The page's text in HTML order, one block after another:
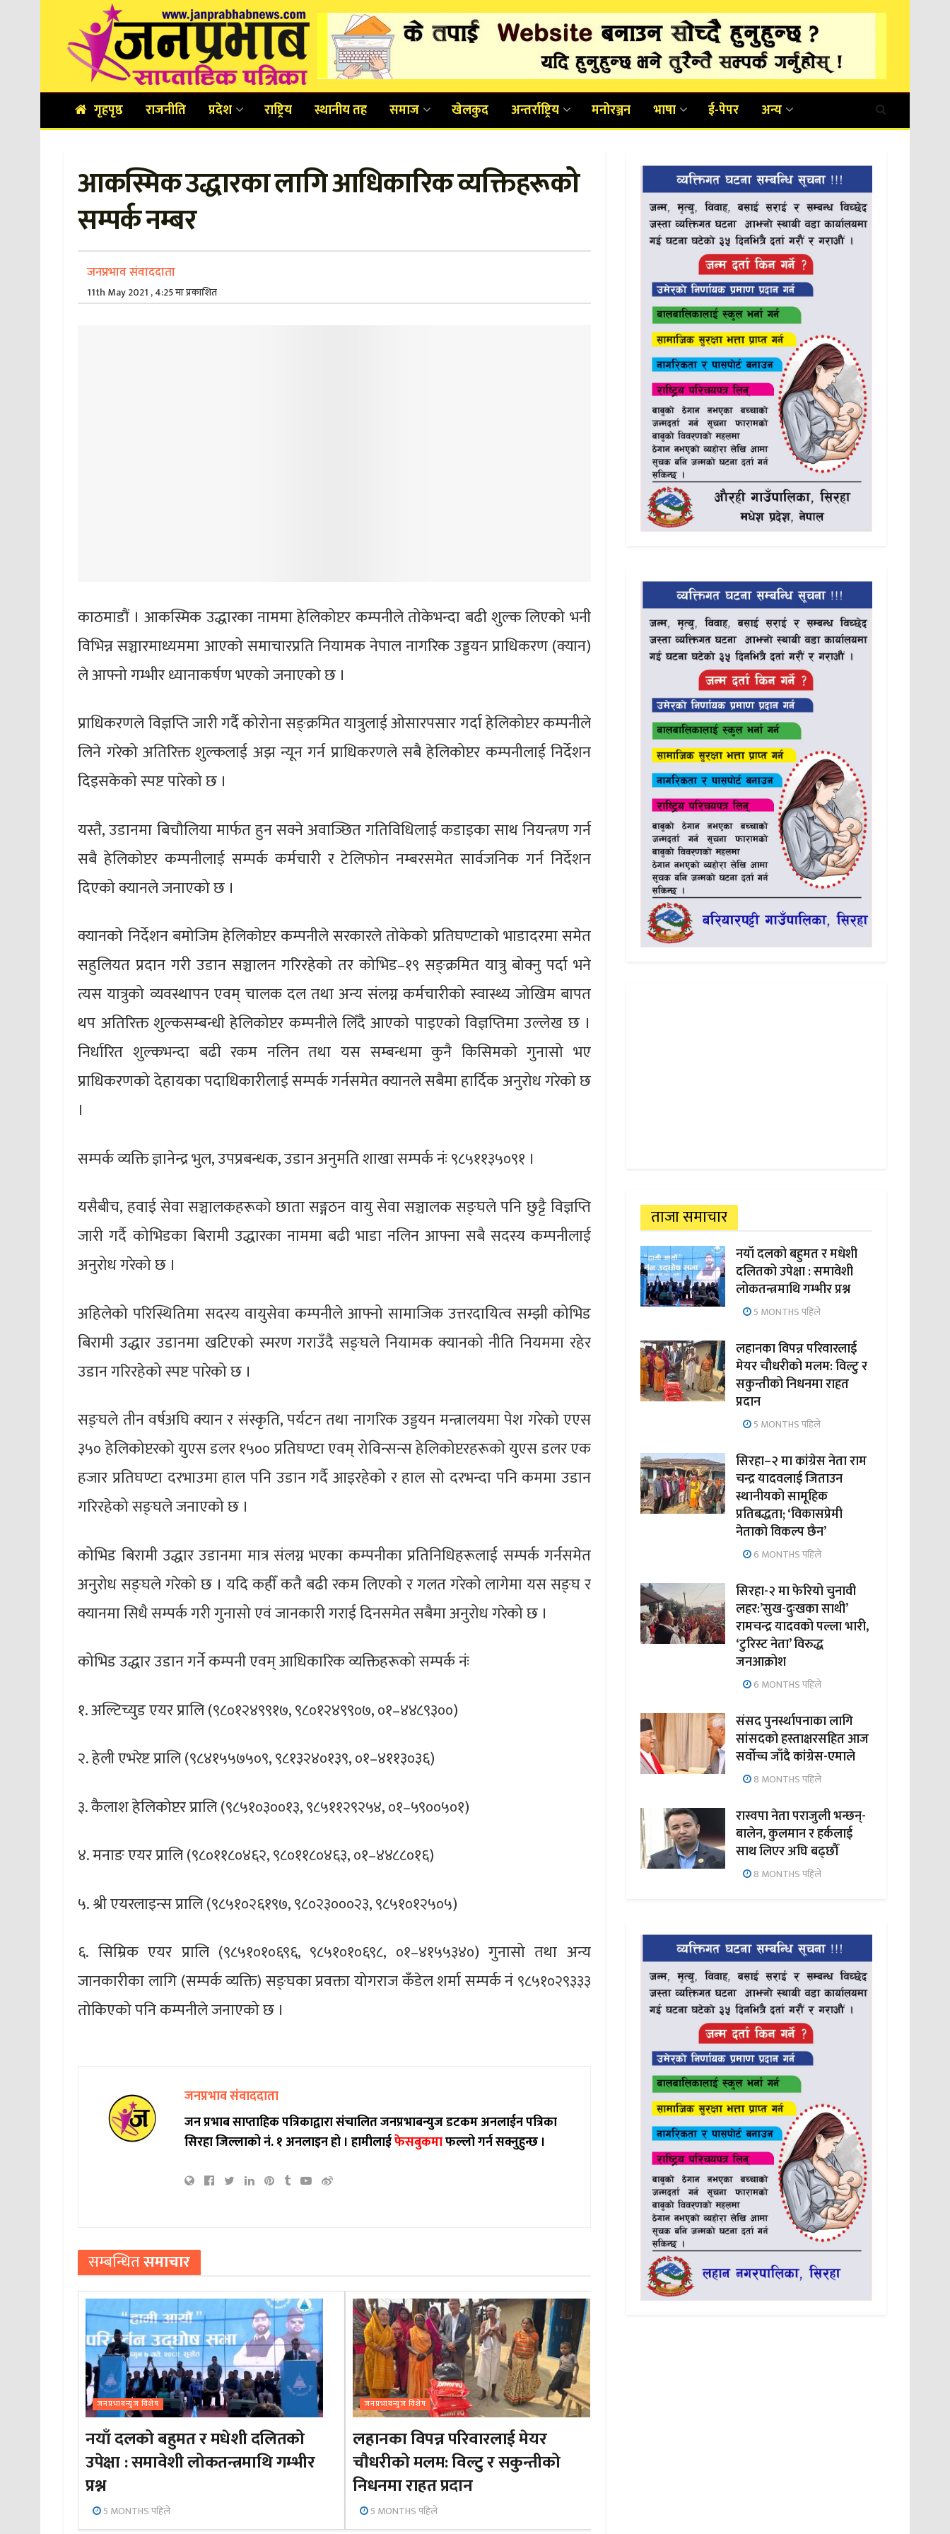
गृहपृष्ठ राजनीति प्रदेश राष्ट्रिय स्थानीय तह समाज खेलकुद अन्तर्राष्ट्रिय मनोरञ्जन भाषा ई-पेपर अन्य
आकस्मिक उद्धारका लागि आधिकारिक व्यक्तिहरूको
सम्पर्क नम्बर
जनप्रभाव संवाददाता
11th May 2021 , 4:25 मा प्रकाशित
काठमाडौं । आकस्मिक उद्धारका नाममा हेलिकोप्टर कम्पनीले तोकेभन्दा बढी शुल्क लिएको भनी
विभिन्न सञ्चारमाध्यममा आएको समाचारप्रति नियामक नेपाल नागरिक उड्डयन प्राधिकरण (क्यान)
ले आफ्नो गम्भीर ध्यानाकर्षण भएको जनाएको छ ।
प्राधिकरणले विज्ञप्ति जारी गर्दै कोरोना सङ्क्रमित यात्रुलाई ओसारपसार गर्दा हेलिकोप्टर कम्पनीले
लिने गरेको अतिरिक्त शुल्कलाई अझ न्यून गर्न प्राधिकरणले सबै हेलिकोप्टर कम्पनीलाई निर्देशन
दिइसकेको स्पष्ट पारेको छ ।
यस्तै, उडानमा बिचौलिया मार्फत हुन सक्ने अवाञ्छित गतिविधिलाई कडाइका साथ नियन्त्रण गर्न
सबै हेलिकोप्टर कम्पनीलाई सम्पर्क कर्मचारी र टेलिफोन नम्बरसमेत सार्वजनिक गर्न निर्देशन
दिएको क्यानले जनाएको छ ।
क्यानको निर्देशन बमोजिम हेलिकोप्टर कम्पनीले सरकारले तोकेको प्रतिघण्टाको भाडादरमा समेत
सहुलियत प्रदान गरी उडान सञ्चालन गरिरहेको तर कोभिड–१९ सङ्क्रमित यात्रु बोक्नु पर्दा भने
त्यस यात्रुको व्यवस्थापन एवम् चालक दल तथा अन्य संलग्न कर्मचारीको स्वास्थ्य जोखिम बापत
थप अतिरिक्त शुल्कसम्बन्धी हेलिकोप्टर कम्पनीले लिँदै आएको पाइएको विज्ञप्तिमा उल्लेख छ ।
निर्धारित शुल्कभन्दा बढी रकम नलिन तथा यस सम्बन्धमा कुनै किसिमको गुनासो भए
प्राधिकरणको देहायका पदाधिकारीलाई सम्पर्क गर्नसमेत क्यानले सबैमा हार्दिक अनुरोध गरेको छ
।
सम्पर्क व्यक्ति ज्ञानेन्द्र भुल, उपप्रबन्धक, उडान अनुमति शाखा सम्पर्क नंः ९८५११३५०९१ ।
यसैबीच, हवाई सेवा सञ्चालकहरूको छाता सङ्गठन वायु सेवा सञ्चालक सङ्घले पनि छुट्टै विज्ञप्ति
जारी गर्दै कोभिडका बिरामी उद्धारका नाममा बढी भाडा नलिन आफ्ना सबै सदस्य कम्पनीलाई
अनुरोध गरेको छ ।
अहिलेको परिस्थितिमा सदस्य वायुसेवा कम्पनीले आफ्नो सामाजिक उत्तरदायित्व सम्झी कोभिड
बिरामी उद्धार उडानमा खटिएको स्मरण गराउँदै सङ्घले नियामक क्यानको नीति नियममा रहेर
उडान गरिरहेको स्पष्ट पारेको छ ।
सङ्घले तीन वर्षअघि क्यान र संस्कृति, पर्यटन तथा नागरिक उड्डयन मन्त्रालयमा पेश गरेको एएस
३५० हेलिकोप्टरको युएस डलर १५०० प्रतिघण्टा एवम् रोविन्सन्स हेलिकोप्टरहरूको युएस डलर एक
हजार प्रतिघण्टा दरभाउमा हाल पनि उडान गर्दै आइरहेको र हाल सो दरभन्दा पनि कममा उडान
गरिरहेको सङ्घले जनाएको छ ।
कोभिड बिरामी उद्धार उडानमा मात्र संलग्न भएका कम्पनीका प्रतिनिधिहरूलाई सम्पर्क गर्नसमेत
अनुरोध सङ्घले गरेको छ । यदि कहीँ कतै बढी रकम लिएको र गलत गरेको लागेमा यस सङ्घ र
क्यानमा सिधै सम्पर्क गरी गुनासो एवं जानकारी गराई दिनसमेत सबैमा अनुरोध गरेको छ ।
कोभिड उद्धार उडान गर्ने कम्पनी एवम् आधिकारिक व्यक्तिहरूको सम्पर्क नंः
१. अल्टिच्युड एयर प्रालि (९८०१२४९९१७, ९८०१२४९९०७, ०१–४४८९३००)
२. हेली एभरेष्ट प्रालि (९८४१५५७५०९, ९८१३२४०१३९, ०१–४११३०३६)
३. कैलाश हेलिकोप्टर प्रालि (९८५१०३००१३, ९८५११२९२५४, ०१–५९००५०१)
४. मनाङ एयर प्रालि (९८०११८०४६२, ९८०११८०४६३, ०१–४४८८०१६)
५. श्री एयरलाइन्स प्रालि (९८५१०२६१९७, ९८०२३०००२३, ९८५१०१२५०५)
६. सिम्रिक एयर प्रालि (९८५१०१०६९६, ९८५१०१०६९८, ०१–४१५५३४०) गुनासो तथा अन्य
जानकारीका लागि (सम्पर्क व्यक्ति) सङ्घका प्रवक्ता योगराज कँडेल शर्मा सम्पर्क नं ९८५१०२९३३३
तोकिएको पनि कम्पनीले जनाएको छ ।
जनप्रभाव संवाददाता
जन प्रभाब साप्ताहिक पत्रिकाद्वारा संचालित जनप्रभाबन्युज डटकम अनलाईन पत्रिका
सिरहा जिल्लाको नं. १ अनलाइन हो ।हामीलाईफेसबुकमाफल्लो गर्न सक्नुहुन्छ ।
सम्बन्धितसमाचार
जनप्रभाबन्युज विशेष
नयाँ दलको बहुमत र मधेशी दलितको
उपेक्षा : समावेशी लोकतन्त्रमाथि गम्भीर
प्रश्न
5 MONTHS पहिले
जनप्रभाबन्युज विशेष
लहानका विपन्न परिवारलाई मेयर
चौधरीको मलम: विल्टु र सकुन्तीको
निधनमा राहत प्रदान
5 MONTHS पहिले
ताजा समाचार
नयाँ दलको बहुमत र मधेशी
दलितको उपेक्षा : समावेशी
लोकतन्त्रमाथि गम्भीर प्रश्न
5 MONTHS पहिले
लहानका विपन्न परिवारलाई
मेयर चौधरीको मलम: विल्टु र
सकुन्तीको निधनमा राहत
प्रदान
5 MONTHS पहिले
सिरहा–२ मा कांग्रेस नेता राम
चन्द्र यादवलाई जिताउन
स्थानीयको सामूहिक
प्रतिबद्धता; ‘विकासप्रेमी
नेताको विकल्प छैन’
6 MONTHS पहिले
सिरहा-२ मा फेरियो चुनावी
लहर:’सुख-दुःखका साथी’
रामचन्द्र यादवको पल्ला भारी,
‘टुरिस्ट नेता’ विरुद्ध
जनआक्रोश
6 MONTHS पहिले
संसद पुनर्स्थापनाका लागि
सांसदको हस्ताक्षरसहित आज
सर्वोच्च जाँदै कांग्रेस-एमाले
8 MONTHS पहिले
रास्वपा नेता पराजुली भन्छन्-
बालेन, कुलमान र हर्कलाई
साथ लिएर अघि बढ्छौँ
8 MONTHS पहिले